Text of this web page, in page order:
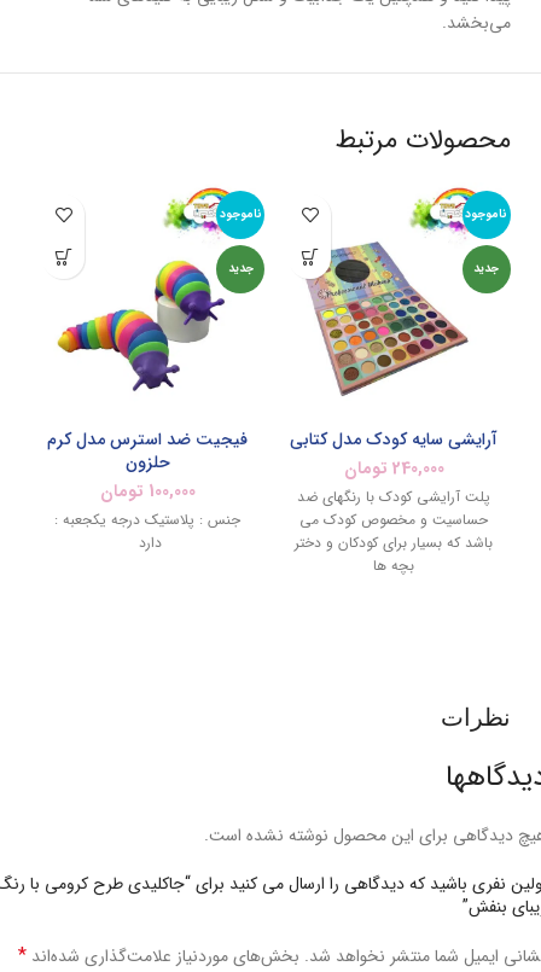
می‌بخشد.
محصولات مرتبط
ناموجود
جدید
آرایشی سایه کودک مدل کتابی
240,000 تومان
پلت آرایشی کودک با رنگهای ضد
حساسیت و مخصوص کودک می
باشد که بسیار برای کودکان و دختر
بچه ها
ناموجود
جدید
فیجیت ضد استرس مدل کرم
حلزون
100,000 تومان
جنس : پلاستیک درجه یکجعبه :
دارد
نظرات
دیدگاهی برای این محصول نوشته نشده است.
نفری باشید که دیدگاهی را ارسال می کنید برای “جاکلیدی طرح کرومی با
بنفش”
ایمیل شما منتشر نخواهد شد. بخش‌های موردنیاز علامت‌گذاری شده‌اند *